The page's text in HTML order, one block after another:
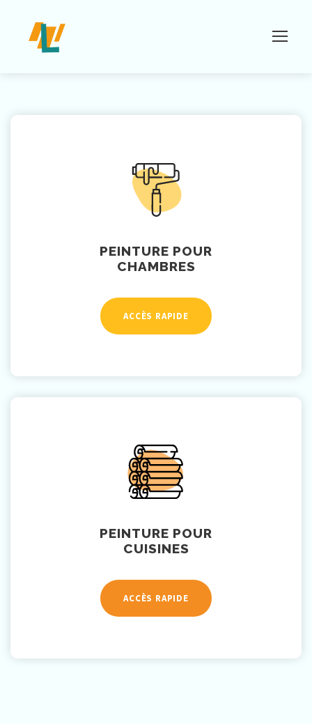
PEINTURE POUR
CHAMBRES
ACCÈS RAPIDE
PEINTURE POUR
CUISINES
ACCÈS RAPIDE